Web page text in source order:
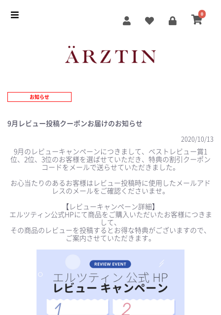
0
お知らせ
9月レビュー投稿クーポンお届けのお知らせ
2020/10/13
9月のレビューキャンペーンにつきまして、ベストレビュー賞1
位、2位、3位のお客様を選ばせていただき、特典の割引クーポン
コードをメールで送らせていただきました。
お心当たりのあるお客様はレビュー投稿時に使用したメールアド
レスのメールをご確認くださいませ。
【レビューキャンペーン詳細】
エルツティン公式HPにて商品をご購入いただいたお客様につきま
して、
その商品のレビューを投稿するとお得な特典がございますので、
ご案内させていただきます。